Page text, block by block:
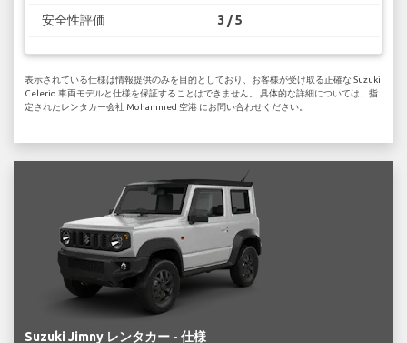
安全性評価 3 / 5
表示されている仕様は情報提供のみを目的としており、お客様が受け取る正確な Suzuki
Celerio 車両モデルと仕様を保証することはできません。 具体的な詳細については、指
定されたレンタカー会社 Mohammed 空港 にお問い合わせください。
Suzuki Jimny レンタカー - 仕様